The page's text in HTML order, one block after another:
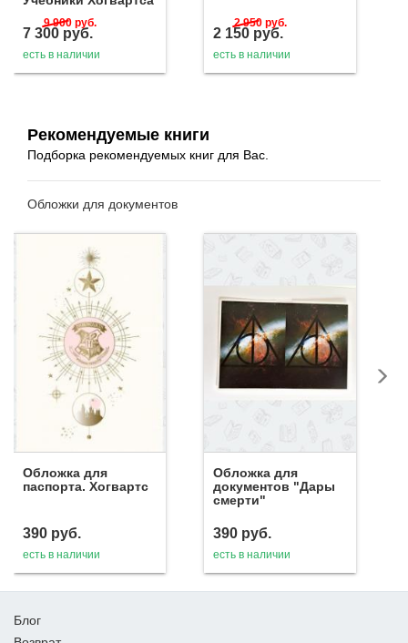
9 900 руб.
7 300 руб.
есть в наличии
2 950 руб.
2 150 руб.
есть в наличии
Рекомендуемые книги
Подборка рекомендуемых книг для Вас.
Обложки для документов
Обложка для
паспорта. Хогвартс
390 руб.
есть в наличии
Обложка для
документов "Дары
смерти"
390 руб.
есть в наличии
Блог